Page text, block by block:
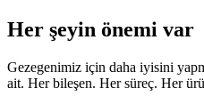
Her şeyin önemi var
Gezegenimiz için daha iyisini
ait. Her bileşen. Her süreç. Her